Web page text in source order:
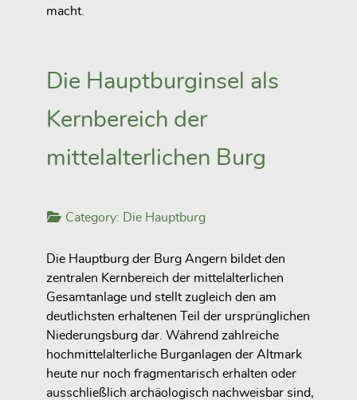
macht.
Die Hauptburginsel als
Kernbereich der
mittelalterlichen Burg
Category: Die Hauptburg
Die Hauptburg der Burg Angern bildet den
zentralen Kernbereich der mittelalterlichen
Gesamtanlage und stellt zugleich den am
deutlichsten erhaltenen Teil der ursprünglichen
Niederungsburg dar. Während zahlreiche
hochmittelalterliche Burganlagen der Altmark
heute nur noch fragmentarisch erhalten oder
ausschließlich archäologisch nachweisbar sind,